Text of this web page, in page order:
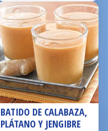
reseñas
BATIDO DE CALABAZA,
PLÁTANO Y JENGIBRE